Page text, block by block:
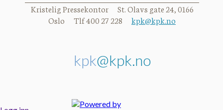
Kristelig Pressekontor St. Olavs gate 24, 0166
Oslo Tlf 400 27 228 kpk@kpk.no
kpk@kpk.no